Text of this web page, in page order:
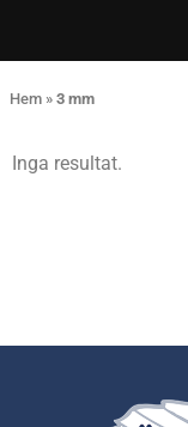
Hem » 3 mm
Inga resultat.